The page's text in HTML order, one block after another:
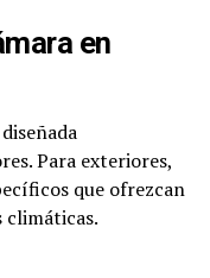
en
Para exteriores,
que ofrezcan
climáticas.